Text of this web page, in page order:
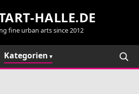
HALLE.DE
fine urban arts since 2012
Kategorien